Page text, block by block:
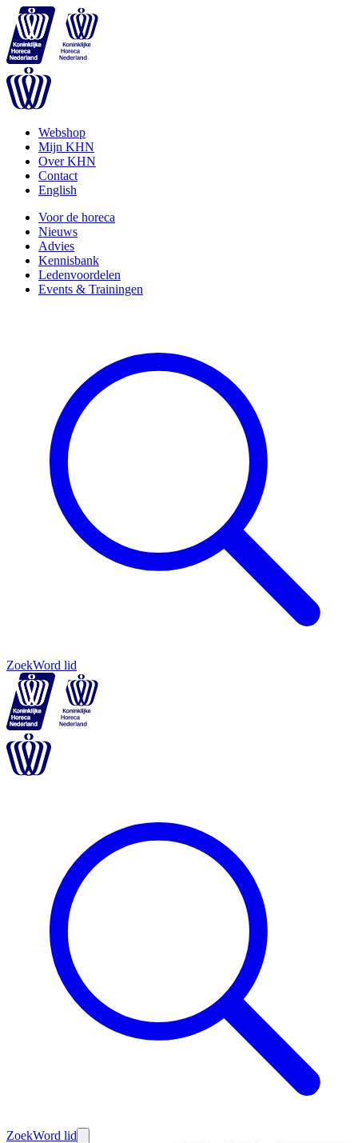
Webshop
Mijn KHN
Over KHN
Contact
English
Voor de horeca
Nieuws
Advies
Kennisbank
Ledenvoordelen
Events & Trainingen
ZoekWord lid
ZoekWord lid